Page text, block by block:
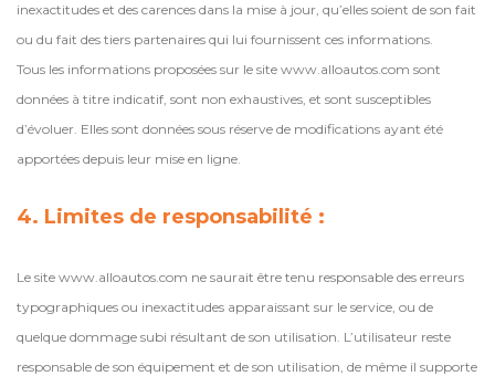
inexactitudes et des carences dans la mise à jour, qu’elles soient de son fait
ou du fait des tiers partenaires qui lui fournissent ces informations.
Tous les informations proposées sur le site www.alloautos.com sont
données à titre indicatif, sont non exhaustives, et sont susceptibles
d’évoluer. Elles sont données sous réserve de modifications ayant été
apportées depuis leur mise en ligne.
4. Limites de responsabilité :
Le site www.alloautos.com ne saurait être tenu responsable des erreurs
typographiques ou inexactitudes apparaissant sur le service, ou de
quelque dommage subi résultant de son utilisation. L’utilisateur reste
responsable de son équipement et de son utilisation, de même il supporte